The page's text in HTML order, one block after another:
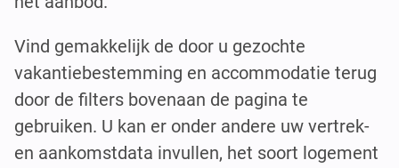
Vind gemakkelijk de door u gezochte
vakantiebestemming en accommodatie terug
door de filters bovenaan de pagina te
gebruiken. U kan er onder andere uw vertrek-
en aankomstdata invullen, het soort logement